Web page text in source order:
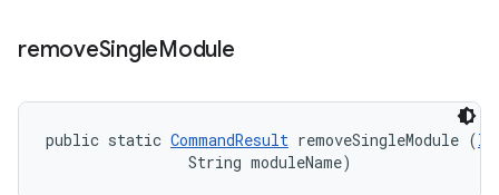
removeSingleModule
public static CommandResult removeSingleModule (
                String moduleName)